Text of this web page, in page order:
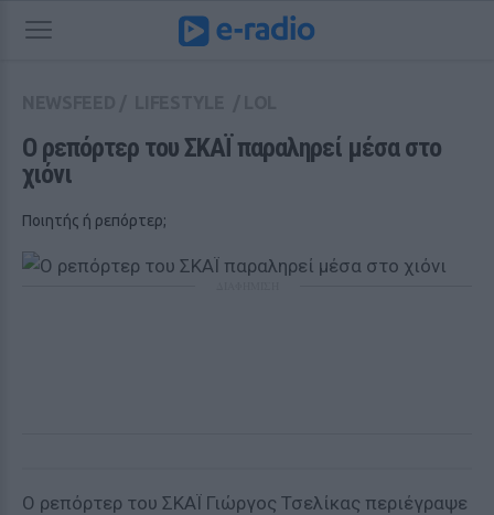
Ο ρεπόρτερ του ΣΚΑΪ παραληρεί μέσα στο
χιόνι
Ποιητής ή ρεπόρτερ;
Ο ρεπόρτερ του ΣΚΑΪ Γιώργος Τσελίκας περιέγραψε